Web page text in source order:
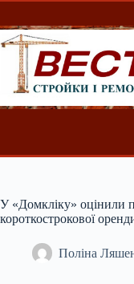
Перейти
вмісту
У «Домкліку» оцінили
короткострокової
Поліна